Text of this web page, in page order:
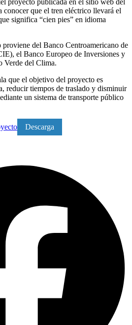
que el tren eléctrico llevará el
significa “cien pies” en idioma
del Banco Centroamericano de
el Banco Europeo de Inversiones y
Verde del Clima.
que el objetivo del proyecto es
reducir tiempos de traslado y disminuir
un sistema de transporte público
Descarga